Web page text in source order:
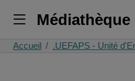
Accueil .UEFAPS - Unité